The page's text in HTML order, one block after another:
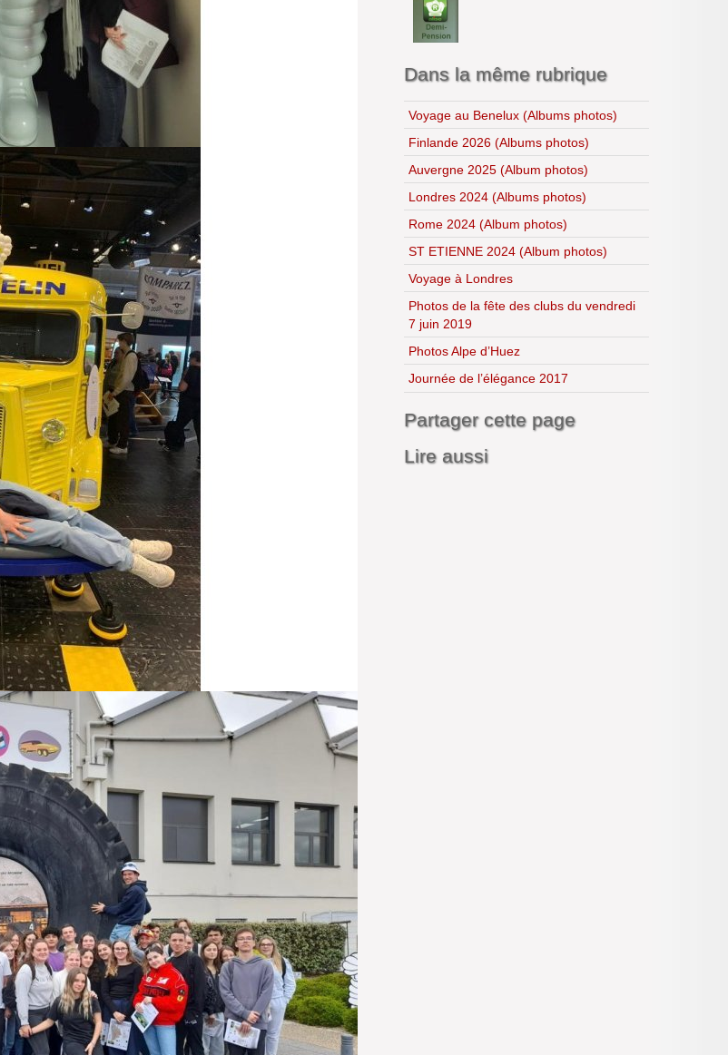
Lycéens au cinéma
CDI
Dans la même rubrique
Voyage au Benelux (Albums photos)
Finlande 2026 (Albums photos)
Auvergne 2025 (Album photos)
Londres 2024 (Albums photos)
Rome 2024 (Album photos)
ST ETIENNE 2024 (Album photos)
Voyage à Londres
Photos de la fête des clubs du vendredi
7 juin 2019
Photos Alpe d’Huez
Journée de l’élégance 2017
Partager cette page
Lire aussi